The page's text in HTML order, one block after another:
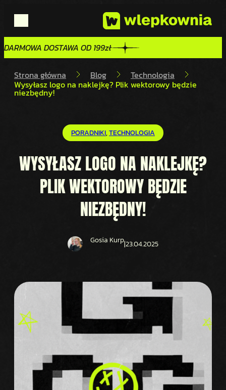
DARMOWA DOSTAWA OD 199zł
DARMOWA DOSTAWA OD 199zł
Strona główna Blog Technologia
Wysyłasz logo na naklejkę? Plik wektorowy będzie
niezbędny!
PORADNIKI, TECHNOLOGIA
WYSYŁASZ LOGO NA NAKLEJKĘ?
PLIK WEKTOROWY BĘDZIE
NIEZBĘDNY!
Gosia Kurp|23.04.2025